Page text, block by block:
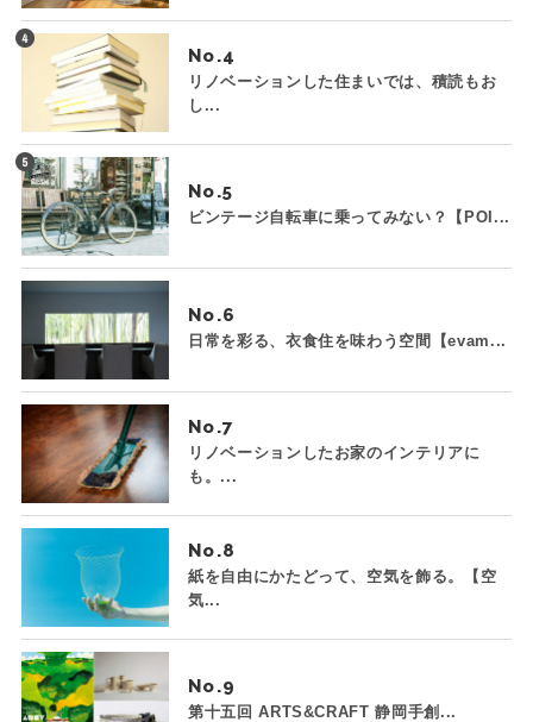
No.
リノベーションした住まいでは、積読もお
し...
No.
ビンテージ自転車に乗ってみない？【POI...
No.
日常を彩る、衣食住を味わう空間【evam...
No.
リノベーションしたお家のインテリアに
も。...
No.
紙を自由にかたどって、空気を飾る。【空
気...
No.
第十五回 ARTS&CRAFT 静岡手創...